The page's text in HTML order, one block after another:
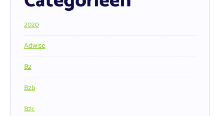
2020
Adwise
B2
B2b
B2c